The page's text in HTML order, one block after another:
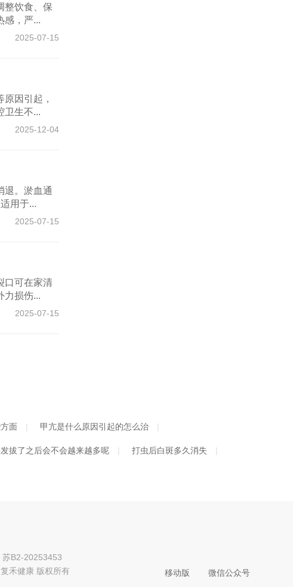
整饮食、保
感，严...
2025-07-15
因引起，
卫生不...
2025-12-04
退。淤血通
用于...
2025-07-15
口可在家清
力损伤...
2025-07-15
面 甲亢是什么原因引起的怎么治
拔了之后会不会越来越多呢 打虫后白斑多久消失
苏B2-20253453
禾健康 版权所有 移动版 微信公众号